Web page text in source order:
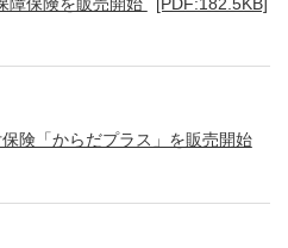
険「からだプラス」を販売開始